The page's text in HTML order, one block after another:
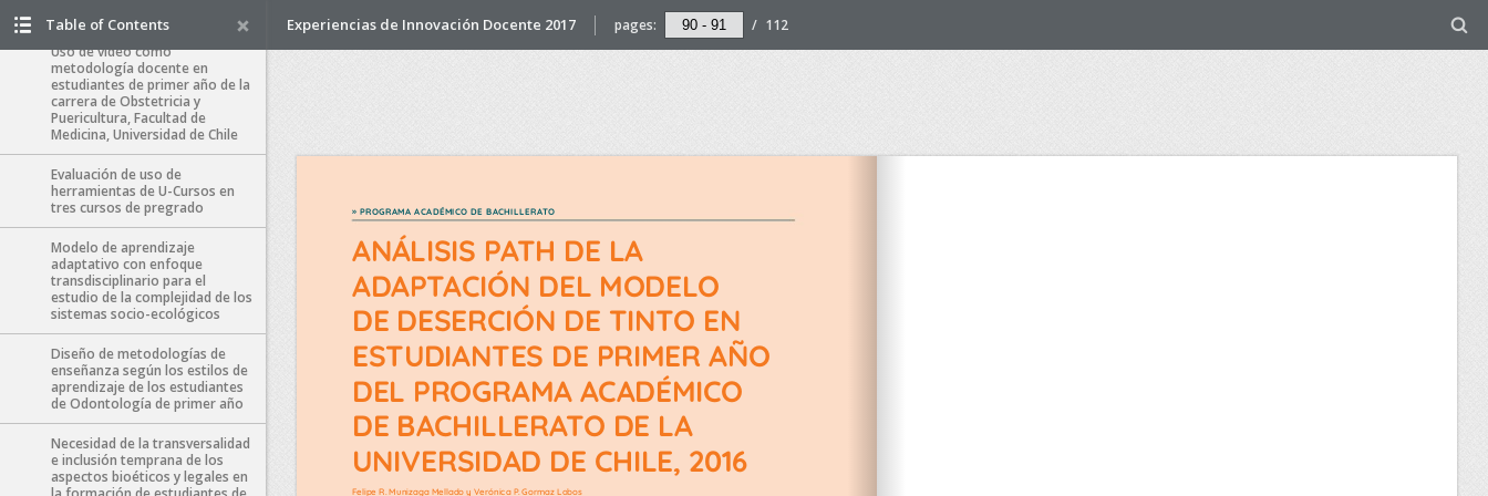
Experiencias de Innovación Docente 2017 pages: / 112
Table of Contents
Uso de video como
metodología docente en
estudiantes de primer año de la
carrera de Obstetricia y
Puericultura, Facultad de
Medicina, Universidad de Chile
Evaluación de uso de
herramientas de U-Cursos en
tres cursos de pregrado
Modelo de aprendizaje
adaptativo con enfoque
transdisciplinario para el
estudio de la complejidad de los
sistemas socio-ecológicos
Diseño de metodologías de
enseñanza según los estilos de
aprendizaje de los estudiantes
de Odontología de primer año
Necesidad de la transversalidad
e inclusión temprana de los
aspectos bioéticos y legales en